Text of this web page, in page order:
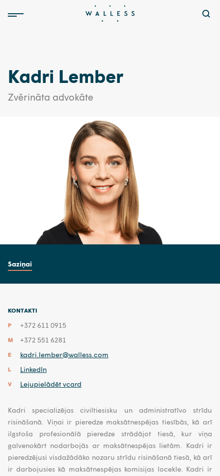
Kadri Lember
Zvērināta advokāte
Saziņai
KONTAKTI
P
+372 611 0915
M +372 551 6281
E kadri.lember@walless.com
L LinkedIn
V Lejupielādēt vcard
Kadri specializējas civiltiesisku un administratīvo strīdu
risināšanā. Viņai ir pieredze maksātnespējas tiesībās, kā arī
ilgstoša profesionālā pieredze strādājot tiesā, kur viņa
galvenokārt nodarbojās ar maksātnespējas lietām. Kadri ir
pieredzējusi visdažādāko nozaru strīdu risināšanā tiesā, kā arī
ir darbojusies kā maksātnespējas komisijas locekle. Kadri ir